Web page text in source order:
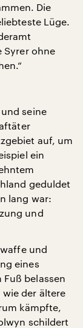
Die
Lüge.
Syrer ohne
seine
auf, um
ein
geduldet
lang war:
und
und
eines
belassen
der ältere
kämpfte,
schildert